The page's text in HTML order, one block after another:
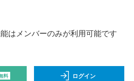
はメンバーのみが利用可能です
料 ログイン